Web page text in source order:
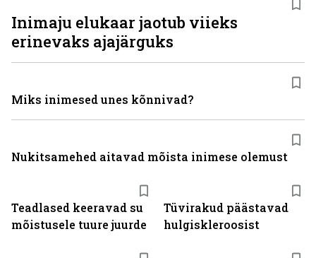
Teadlased keeravad su
mõistusele tuure juurde
Tüvirakud päästavad
hulgiskleroosist
Inimaju elukaar jaotub viieks
erinevaks ajajärguks
Miks inimesed unes kõnnivad?
Nukitsamehed aitavad mõista inimese olemust